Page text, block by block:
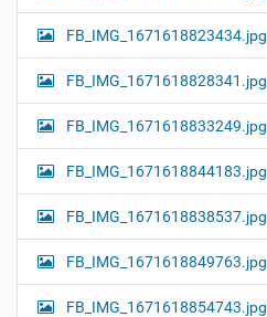
FB_IMG_1671618823434.jpg
FB_IMG_1671618828341.jpg
FB_IMG_1671618833249.jpg
FB_IMG_1671618844183.jpg
FB_IMG_1671618838537.jpg
FB_IMG_1671618849763.jpg
FB_IMG_1671618854743.jpg